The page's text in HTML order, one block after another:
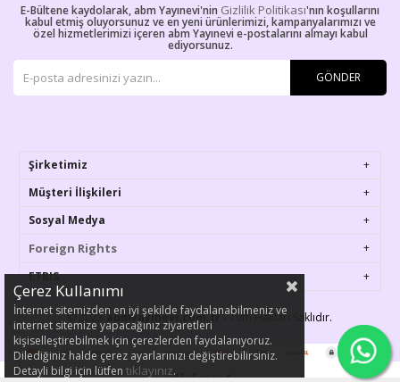
E-Bültene kaydolarak, abm Yayınevi'nin Gizlilik Politikası'nın koşullarını
kabul etmiş oluyorsunuz ve en yeni ürünlerimizi, kampanyalarımızı ve
özel hizmetlerimizi içeren abm Yayınevi e-postalarını almayı kabul
ediyorsunuz.
GÖNDER
Şirketimiz
Müşteri İlişkileri
Sosyal Medya
Foreign Rights
ETBIS
© 2023abmyayinevi.com.tr- Tüm Hakları Saklıdır.
Çerez Kullanımı
İnternet sitemizden en iyi şekilde faydalanabilmeniz ve
internet sitemize yapacağınız ziyaretleri
kişiselleştirebilmek için çerezlerden faydalanıyoruz.
Dilediğiniz halde çerez ayarlarınızı değiştirebilirsiniz.
Detayli bilgi için lütfen tıklayınız.